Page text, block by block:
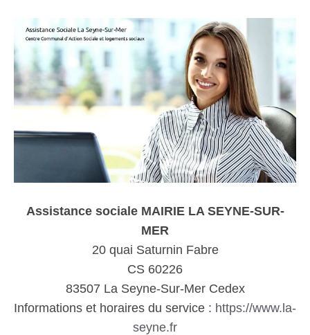
Assistance sociale MAIRIE LA SEYNE-SUR-
MER
20 quai Saturnin Fabre
CS 60226
83507 La Seyne-Sur-Mer Cedex
Informations et horaires du service : https://www.la-
seyne.fr